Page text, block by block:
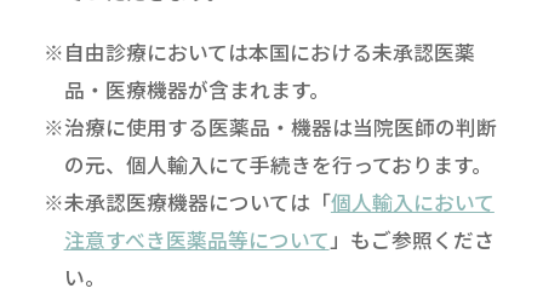
※自由診療においては本国における未承認医薬
品・医療機器が含まれます。
※治療に使用する医薬品・機器は当院医師の判断
の元、個人輸入にて手続きを行っております。
※未承認医療機器については「個人輸入において
注意すべき医薬品等について 」もご参照くださ
い。